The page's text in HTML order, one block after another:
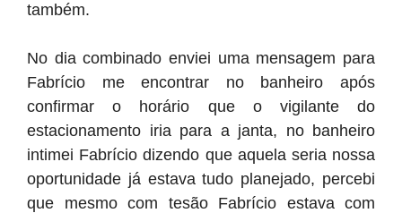
também.
No dia combinado enviei uma mensagem para
Fabrício me encontrar no banheiro após
confirmar o horário que o vigilante do
estacionamento iria para a janta, no banheiro
intimei Fabrício dizendo que aquela seria nossa
oportunidade já estava tudo planejado, percebi
que mesmo com tesão Fabrício estava com